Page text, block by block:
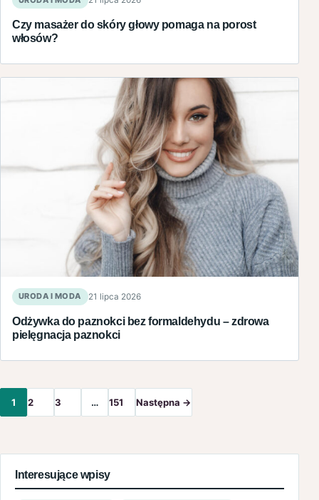
Czy masażer do skóry głowy pomaga na porost
włosów?
URODA I MODA 21 lipca 2026
Odżywka do paznokci bez formaldehydu – zdrowa
pielęgnacja paznokci
1 2 3 … 151 Następna →
Interesujące wpisy